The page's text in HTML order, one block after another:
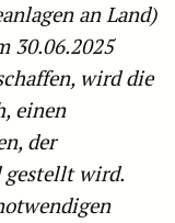
an Land)
30.06.2025
wird die
einen
der
gestellt wird.